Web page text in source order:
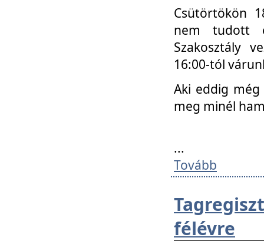
Csütörtökön
nem tudott
Szakosztály
16:00-tól
Aki eddig
meg minél
...
Tovább
félévre